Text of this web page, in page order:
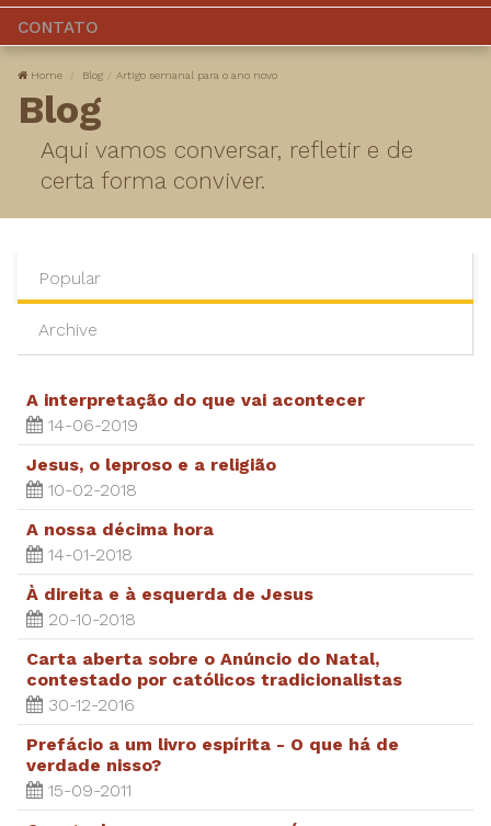
CONTATO
Home Blog ​Artigo semanal para o ano novo
Blog
Aqui vamos conversar, refletir e de
certa forma conviver.
Popular
Archive
A interpretação do que vai acontecer
14-06-2019
Jesus, o leproso e a religião
10-02-2018
A nossa décima hora
14-01-2018
À direita e à esquerda de Jesus
20-10-2018
Carta aberta sobre o Anúncio do Natal,
contestado por católicos tradicionalistas
30-12-2016
Prefácio a um livro espírita - O que há de
verdade nisso?
15-09-2011